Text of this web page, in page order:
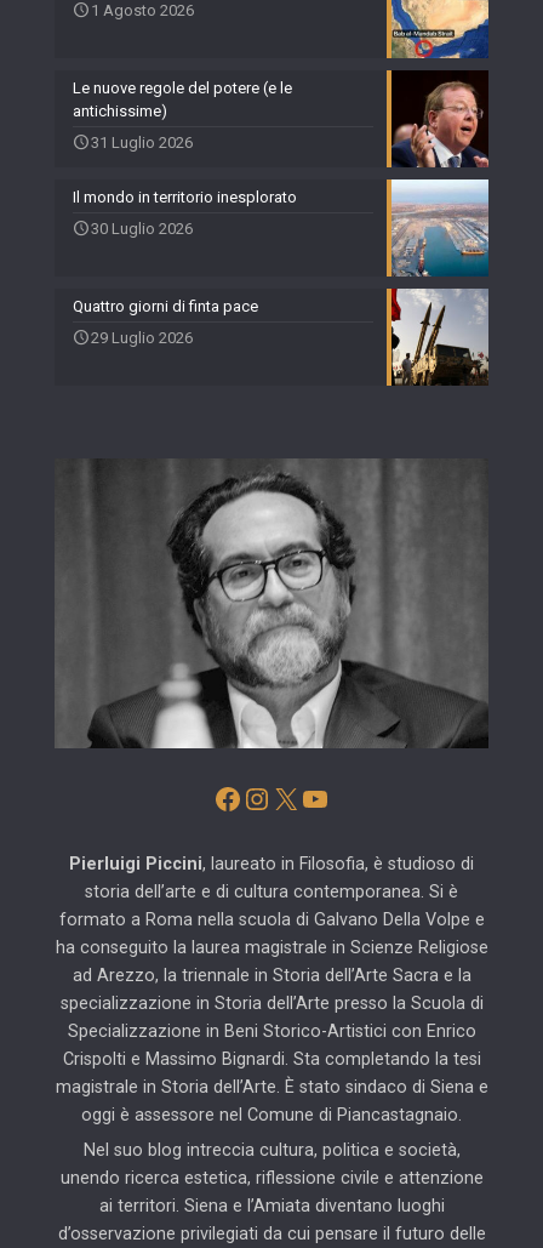
1 Agosto 2026
Le nuove regole del potere (e le
antichissime)
31 Luglio 2026
Il mondo in territorio inesplorato
30 Luglio 2026
Quattro giorni di finta pace
29 Luglio 2026
Facebook
Instagram
X YouTube
Pierluigi Piccini, laureato in Filosofia, è studioso di
storia dell’arte e di cultura contemporanea. Si è
formato a Roma nella scuola di Galvano Della Volpe e
ha conseguito la laurea magistrale in Scienze Religiose
ad Arezzo, la triennale in Storia dell’Arte Sacra e la
specializzazione in Storia dell’Arte presso la Scuola di
Specializzazione in Beni Storico-Artistici con Enrico
Crispolti e Massimo Bignardi. Sta completando la tesi
magistrale in Storia dell’Arte. È stato sindaco di Siena e
oggi è assessore nel Comune di Piancastagnaio.
Nel suo blog intreccia cultura, politica e società,
unendo ricerca estetica, riflessione civile e attenzione
ai territori. Siena e l’Amiata diventano luoghi
d’osservazione privilegiati da cui pensare il futuro delle